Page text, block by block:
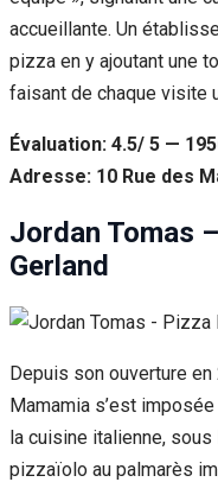
accueillante. Un
pizza en y ajoutant une
faisant de chaque visite
Évaluation: 4.5/ 5 —
Adresse: 10 Rue des
Jordan Tomas
Gerland
Depuis son ouverture
Mamamia s’est
la cuisine italienne,
pizzaïolo au palmarès